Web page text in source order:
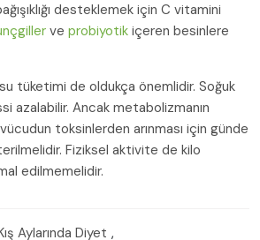
desteklemek için C vitamini
ve probiyotik içeren besinlere
tüketimi de oldukça önemlidir. Soğuk
azalabilir. Ancak metabolizmanın
toksinlerden arınması için günde
Fiziksel aktivite de kilo
edilmemelidir.
Aylarında Diyet ,